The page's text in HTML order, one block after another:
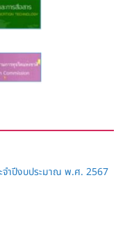
จำปีงบประมาณ พ.ศ. 2567